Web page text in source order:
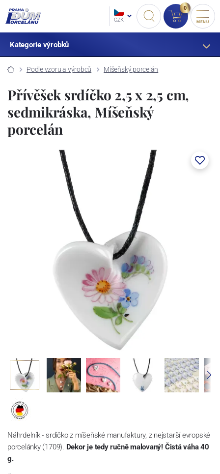
CZK
0
MENU
Kategorie výrobků
Podle vzoru a výrobců Míšeňský porcelán
Přívěšek srdíčko 2,5 x 2,5 cm,
sedmikráska, Míšeňský
porcelán
Náhrdelník - srdíčko z míšeňské manufaktury, z nejstarší evropské
porcelánky (1709). Dekor je tedy ručně malovaný! Čistá váha 40
g.